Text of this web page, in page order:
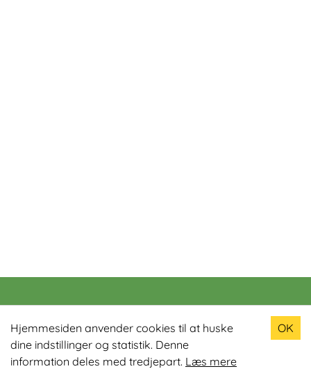
Hjemmesiden anvender cookies til at huske
dine indstillinger og statistik. Denne
information deles med tredjepart. Læs mere
OK
Populære produkter
Odin R900 Romaskine